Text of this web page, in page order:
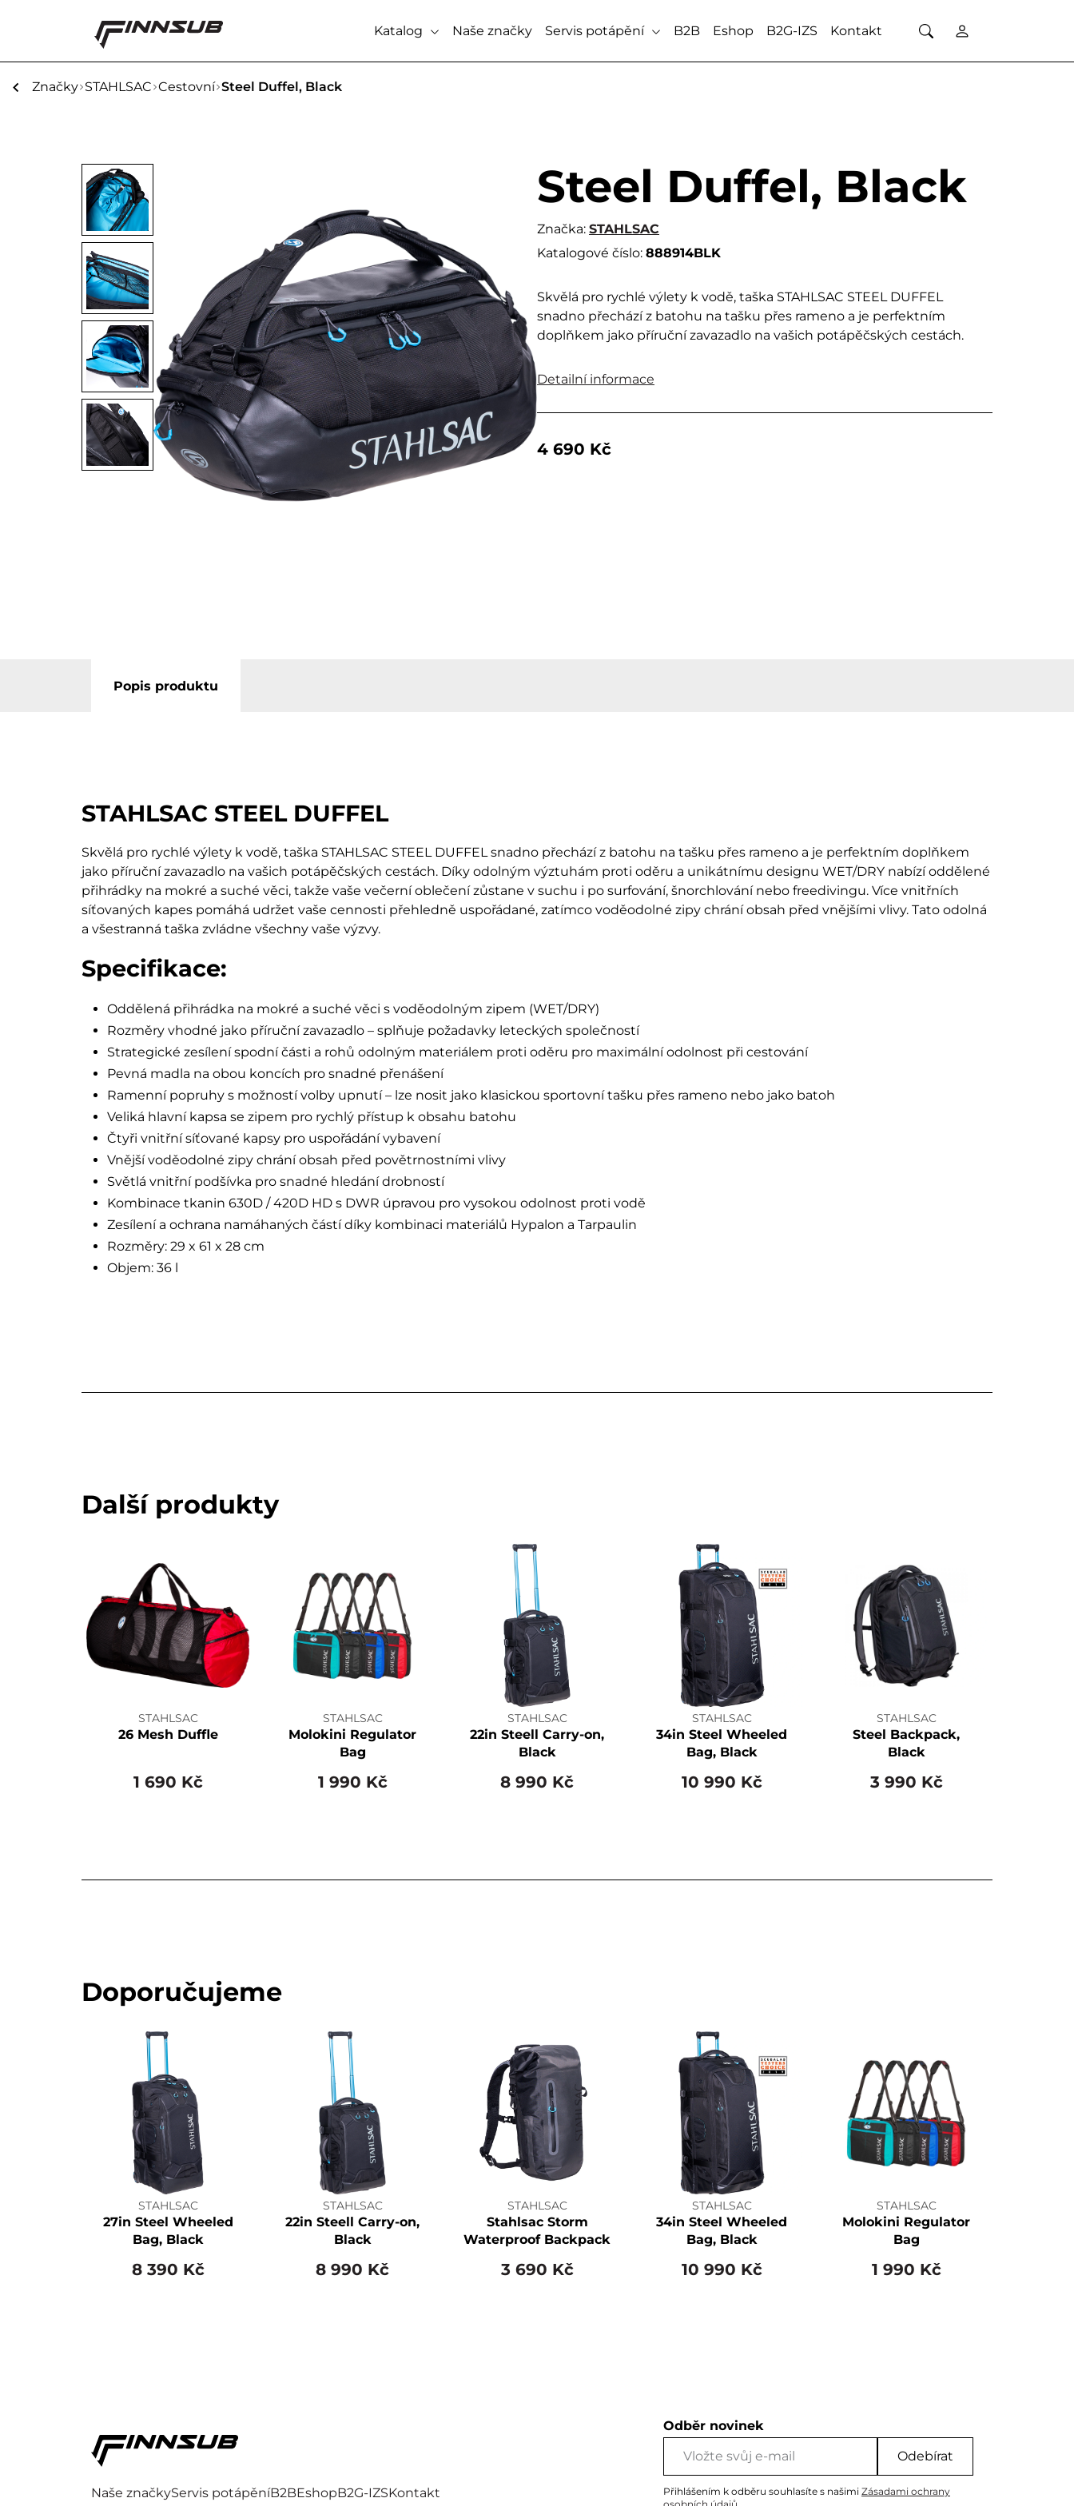
Katalog Naše značky Servis potápění B2B Eshop B2G-IZS Kontakt
Značky STAHLSAC Cestovní Steel Duffel, Black
Steel Duffel, Black
Značka: STAHLSAC
Katalogové číslo: 888914BLK
Skvělá pro rychlé výlety k vodě, taška STAHLSAC STEEL DUFFEL
snadno přechází z batohu na tašku přes rameno a je perfektním
doplňkem jako příruční zavazadlo na vašich potápěčských cestách.
Detailní informace
4 690 Kč
Popis produktu
STAHLSAC STEEL DUFFEL
Skvělá pro rychlé výlety k vodě, taška STAHLSAC STEEL DUFFEL snadno přechází z batohu na tašku přes rameno a je perfektním doplňkem
jako příruční zavazadlo na vašich potápěčských cestách. Díky odolným výztuhám proti oděru a unikátnímu designu WET/DRY nabízí oddělené
přihrádky na mokré a suché věci, takže vaše večerní oblečení zůstane v suchu i po surfování, šnorchlování nebo freedivingu. Více vnitřních
síťovaných kapes pomáhá udržet vaše cennosti přehledně uspořádané, zatímco voděodolné zipy chrání obsah před vnějšími vlivy. Tato odolná
a všestranná taška zvládne všechny vaše výzvy.
Specifikace:
Oddělená přihrádka na mokré a suché věci s voděodolným zipem (WET/DRY)
Rozměry vhodné jako příruční zavazadlo – splňuje požadavky leteckých společností
Strategické zesílení spodní části a rohů odolným materiálem proti oděru pro maximální odolnost při cestování
Pevná madla na obou koncích pro snadné přenášení
Ramenní popruhy s možností volby upnutí – lze nosit jako klasickou sportovní tašku přes rameno nebo jako batoh
Veliká hlavní kapsa se zipem pro rychlý přístup k obsahu batohu
Čtyři vnitřní síťované kapsy pro uspořádání vybavení
Vnější voděodolné zipy chrání obsah před povětrnostními vlivy
Světlá vnitřní podšívka pro snadné hledání drobností
Kombinace tkanin 630D / 420D HD s DWR úpravou pro vysokou odolnost proti vodě
Zesílení a ochrana namáhaných částí díky kombinaci materiálů Hypalon a Tarpaulin
Rozměry: 29 x 61 x 28 cm
Objem: 36 l
Další produkty
STAHLSAC
26 Mesh Duffle
1 690 Kč
STAHLSAC
Molokini Regulator
Bag
1 990 Kč
STAHLSAC
22in Steell Carry-on,
Black
8 990 Kč
STAHLSAC
34in Steel Wheeled
Bag, Black
10 990 Kč
STAHLSAC
Steel Backpack,
Black
3 990 Kč
Doporučujeme
STAHLSAC
27in Steel Wheeled
Bag, Black
8 390 Kč
STAHLSAC
22in Steell Carry-on,
Black
8 990 Kč
STAHLSAC
Stahlsac Storm
Waterproof Backpack
3 690 Kč
STAHLSAC
34in Steel Wheeled
Bag, Black
10 990 Kč
STAHLSAC
Molokini Regulator
Bag
1 990 Kč
Naše značkyServis potápěníB2BEshopB2G-IZSKontakt
Odběr novinek
Odebírat
Přihlášením k odběru souhlasíte s našimi Zásadami ochrany